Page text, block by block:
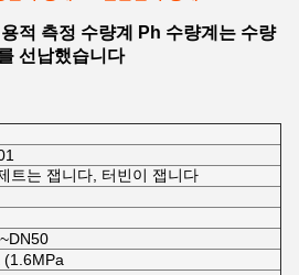
적 측정 수량계 Ph 수량계는 수량
선납했습니다
트는 잽니다, 터빈이 잽니다
(1.6MPa